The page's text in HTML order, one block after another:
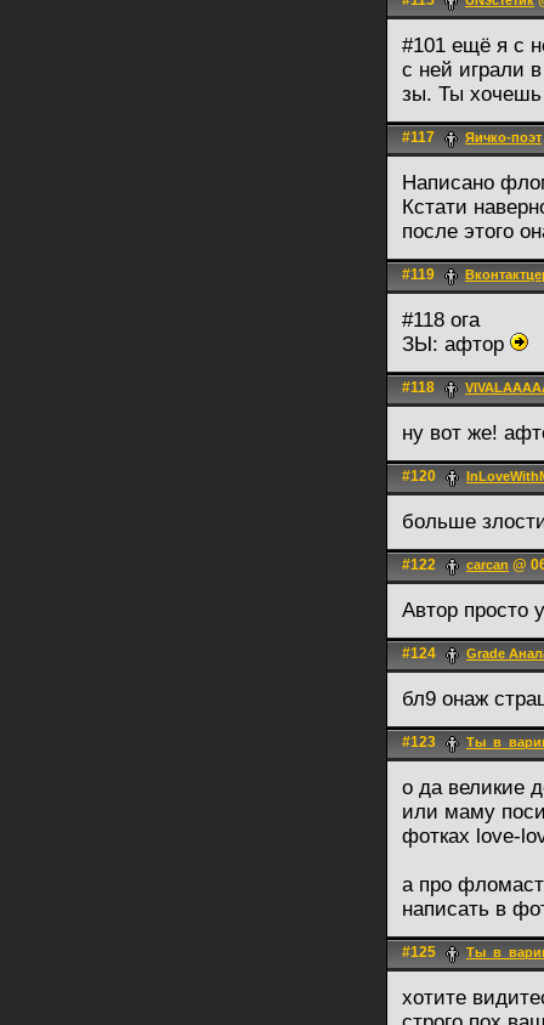
#101 ещё я с
с ней играли
зы. Ты хочешь
#117 Яичко-поэт
Написано
Кстати
после этого
#119
#118 ога
ЗЫ: афтор
#118
ну вот же!
#120
больше
#122 carcan @
Автор просто
#124 Grade
бл9 онаж
#123
о да великие
или маму
фотках love-
а про
написать в
#125
хотите